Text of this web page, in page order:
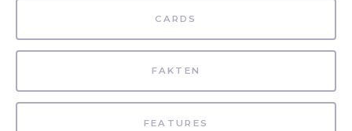
CARDS
FAKTEN
FEATURES